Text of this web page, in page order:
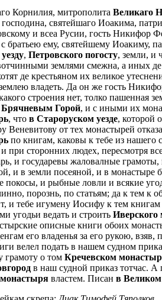
Корнилия, митрополита Великаго
святейшаго Иоакима,
и всеа Русии, гость Никифор
братьею ему, святейшему Иоакиму,
, Петровского погосту, земли, и
землями смежна, а иных де
де крестьяном их великое
владеть. Да он же гость
строения нет, толко пашенная
Брячневым Горой, и с иными их
, что в Староруском уезде, которой
Веневитову от тех монастырей
по книгам, каковы к тебе из нашего
при сторонних людех, пересмотря
и государевы жаловалные
и в земли посеяной, и в монастыре
и рыбные ловли и всякие
порознь, по статьям; да к тем к
и тебе игумену Иосифу к тем
угодьи ведать и строить
описные книги обоих
его владенья за его рукою, взяв,
велел подать в нашем судном
о том Кречевском
в наш судной приказ тотчас. А
властем. Писан в Великом